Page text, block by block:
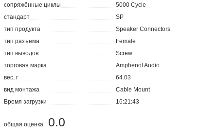
сопряжённые циклы
5000 Cycle
стандарт
SP
тип продукта
Speaker Connectors
тип разъёма
Female
тип выводов
Screw
торговая марка
Amphenol Audio
вес, г
64.03
вид монтажа
Cable Mount
Время загрузки
16:21:43
0.0
общая оценка